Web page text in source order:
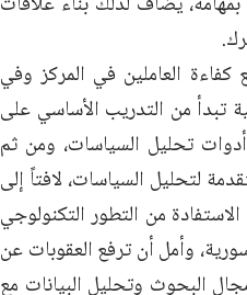
العاملين في المركز وفي
تبدأ من التدريب الأساسي على
تحليل السياسات، ومن ثم
لتحليل السياسات، لافتاً إلى
من التطور التكنولوجي
وأمل أن ترفع العقوبات عن
البحوث وتحليل البيانات مع